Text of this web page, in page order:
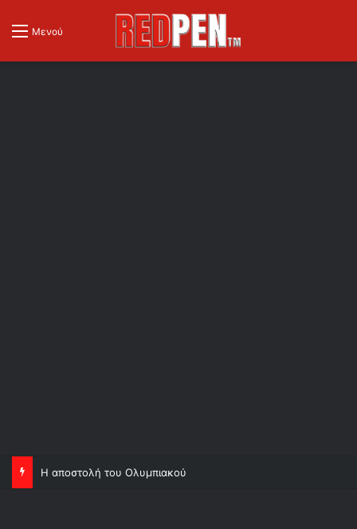
Μενού
Η αποστολή του Ολυμπιακού